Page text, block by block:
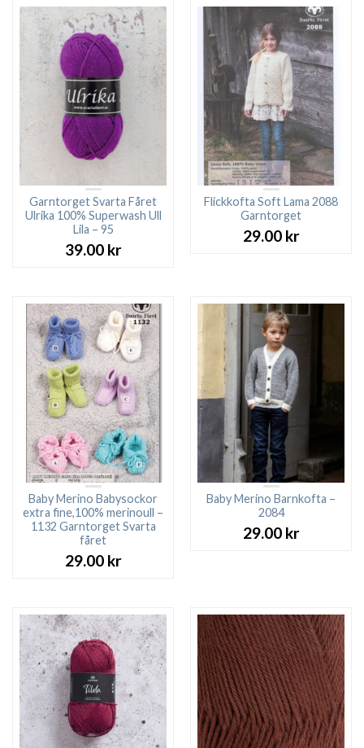
Garntorget Svarta Fåret
Ulrika 100% Superwash Ull
Lila – 95
39.00 kr
Flickkofta Soft Lama 2088
Garntorget
29.00 kr
Baby Merino Babysockor
extra fine,100% merinoull –
1132 Garntorget Svarta
fåret
29.00 kr
Baby Merino Barnkofta –
2084
29.00 kr